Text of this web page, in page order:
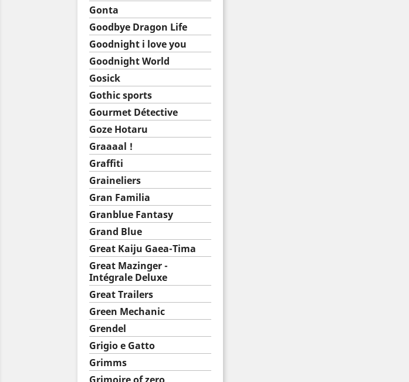
Gonta
Goodbye Dragon Life
Goodnight i love you
Goodnight World
Gosick
Gothic sports
Gourmet Détective
Goze Hotaru
Graaaal !
Graffiti
Graineliers
Gran Familia
Granblue Fantasy
Grand Blue
Great Kaiju Gaea-Tima
Great Mazinger -
Intégrale Deluxe
Great Trailers
Green Mechanic
Grendel
Grigio e Gatto
Grimms